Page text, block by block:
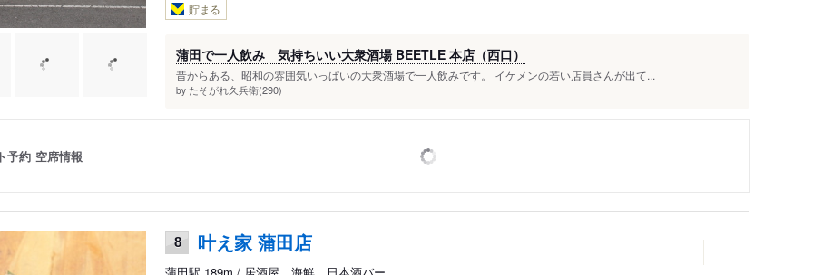
貯まる
蒲田で一人飲み 気持ちいい大衆酒場 BEETLE 本店（西口）
昔からある、昭和の雰囲気いっぱいの大衆酒場で一人飲みです。 イケメンの若い店員さんが出て...
by たそがれ久兵衛(290)
予約 空席情報
8 叶え家 蒲田店